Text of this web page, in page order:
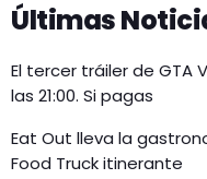
Últimas
El tercer tráiler de GTA
las 21:00. Si pagas
Eat Out lleva la
Food Truck itinerante